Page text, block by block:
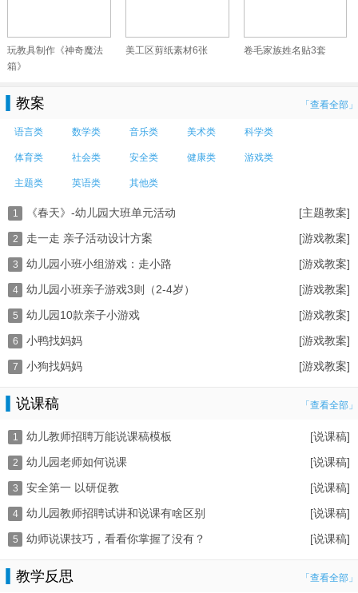
玩教具制作《神奇魔法
箱》
美工区剪纸素材6张 卷毛家族姓名贴3套
「查看全部」
教案
语言类 数学类 音乐类 美术类 科学类
体育类 社会类 安全类 健康类 游戏类
主题类 英语类 其他类
[主题教案]
1
《春天》-幼儿园大班单元活动
[游戏教案]
2
走一走 亲子活动设计方案
[游戏教案]
3
幼儿园小班小组游戏：走小路
[游戏教案]
4
幼儿园小班亲子游戏3则（2-4岁）
[游戏教案]
5
幼儿园10款亲子小游戏
[游戏教案]
6
小鸭找妈妈
[游戏教案]
7 小狗找妈妈
「查看全部」
说课稿
[说课稿]
1
幼儿教师招聘万能说课稿模板
[说课稿]
2
幼儿园老师如何说课
[说课稿]
3
安全第一 以研促教
[说课稿]
4
幼儿园教师招聘试讲和说课有啥区别
[说课稿]
5 幼师说课技巧，看看你掌握了没有？
「查看全部」
教学反思